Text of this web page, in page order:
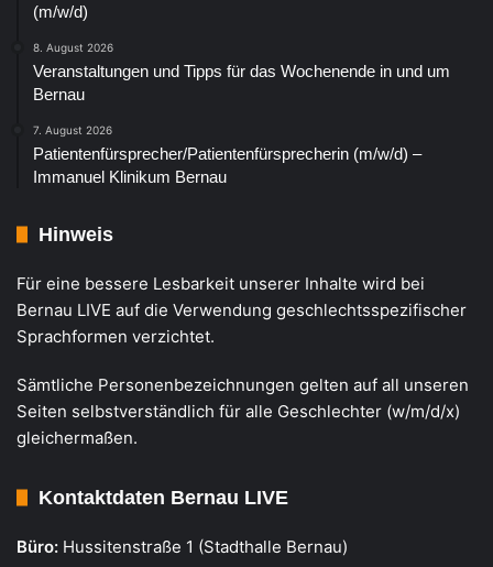
(m/w/d)
8. August 2026
Veranstaltungen und Tipps für das Wochenende in und um
Bernau
7. August 2026
Patientenfürsprecher/Patientenfürsprecherin (m/w/d) –
Immanuel Klinikum Bernau
Hinweis
Für eine bessere Lesbarkeit unserer Inhalte wird bei
Bernau LIVE auf die Verwendung geschlechtsspezifischer
Sprachformen verzichtet.
Sämtliche Personenbezeichnungen gelten auf all unseren
Seiten selbstverständlich für alle Geschlechter (w/m/d/x)
gleichermaßen.
Kontaktdaten Bernau LIVE
Büro: Hussitenstraße 1 (Stadthalle Bernau)